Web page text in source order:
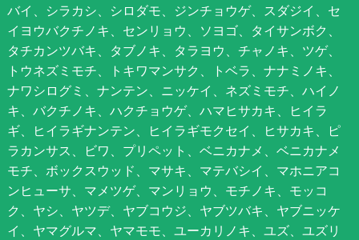
バイ、シラカシ、シロダモ、ジンチョウゲ、スダジイ、セ
イヨウバクチノキ、センリョウ、ソヨゴ、タイサンボク、
タチカンツバキ、タブノキ、タラヨウ、チャノキ、ツゲ、
トウネズミモチ、トキワマンサク、トベラ、ナナミノキ、
ナワシログミ、ナンテン、ニッケイ、ネズミモチ、ハイノ
キ、バクチノキ、ハクチョウゲ、ハマヒサカキ、ヒイラ
ギ、ヒイラギナンテン、ヒイラギモクセイ、ヒサカキ、ピ
ラカンサス、ビワ、プリペット、ベニカナメ、ベニカナメ
モチ、ボックスウッド、マサキ、マテバシイ、マホニアコ
ンヒューサ、マメツゲ、マンリョウ、モチノキ、モッコ
ク、ヤシ、ヤツデ、ヤブコウジ、ヤブツバキ、ヤブニッケ
イ、ヤマグルマ、ヤマモモ、ユーカリノキ、ユズ、ユズリ